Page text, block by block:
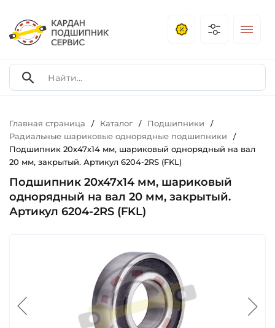
Главная страница / Каталог / Подшипники /
Радиальные шариковые однорядные подшипники /
Подшипник 20х47х14 мм, шариковый однорядный на вал
20 мм, закрытый. Артикул 6204-2RS (FKL)
Подшипник 20х47х14 мм, шариковый
однорядный на вал 20 мм, закрытый.
Артикул 6204-2RS (FKL)